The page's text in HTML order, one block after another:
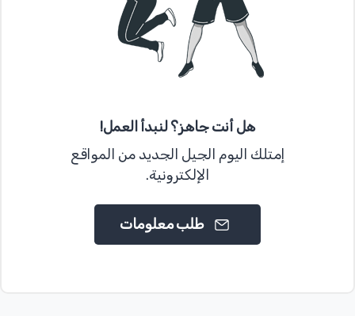
هل أنت جاهز؟ لنبدأ العمل!
إمتلك اليوم الجيل الجديد من المواقع
الإلكترونية.
طلب معلومات